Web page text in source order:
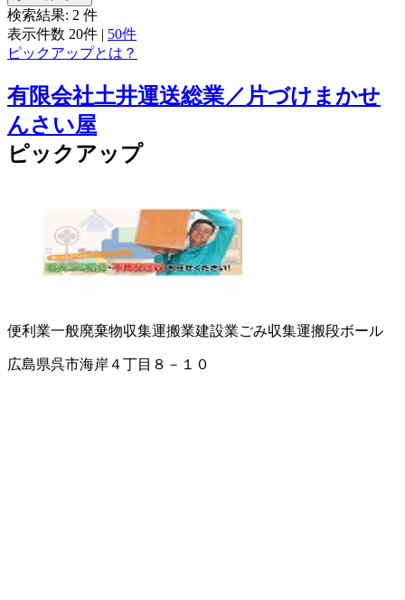
検索結果: 2 件
表示件数 20件 | 50件
ピックアップとは？
有限会社土井運送総業／片づけまかせ
んさい屋
ピックアップ
便利業一般廃棄物収集運搬業建設業ごみ収集運搬段ボール
広島県呉市海岸４丁目８－１０